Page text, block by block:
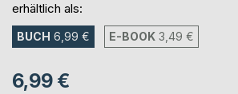
erhältlich als:
BUCH 6,99 € E-BOOK 3,49 €
6,99 €